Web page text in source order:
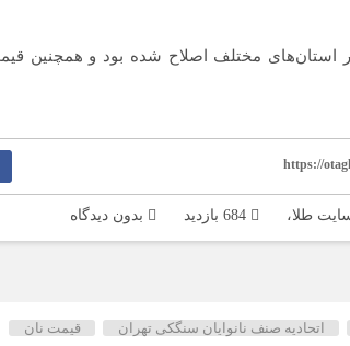
https://
طلا، بدون دیدگاه
اتحادیه صنف نانوایان سنگکی تهران قیمت نان